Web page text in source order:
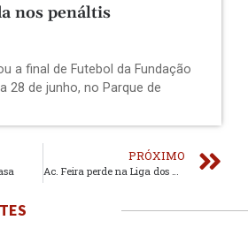
nos penáltis
a final de Futebol da Fundação
28 de junho, no Parque de
PRÓXIMO